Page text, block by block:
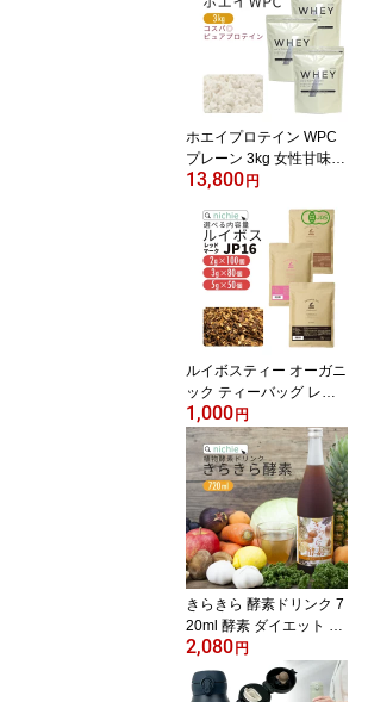
ホエイプロテイン WPC
プレーン 3kg 女性甘味料
不使用 プロテイン コン
プロテイン100 ！ 女性
にもおすすめ nichie ニチ
エー
13,800 円
ルイボスティー オーガニ
ック ティーバッグ レッ
ドマークJP16(旧 スーペ
リア ) 選べる 内容量 2g×
100包 / 3g×80包 / 5g×50
包 オーガニック認証 ノ
ンカフェイン の 有機 ル
イボス 茶 の 大容量 植物
由来のティーバッグ
1,000 円
きらきら 酵素ドリンク 7
20ml 酵素 ダイエット フ
ァスティング に！ 酵素
サプリ をお探しの方にも
nichie ニチエー 【フー
2,080 円